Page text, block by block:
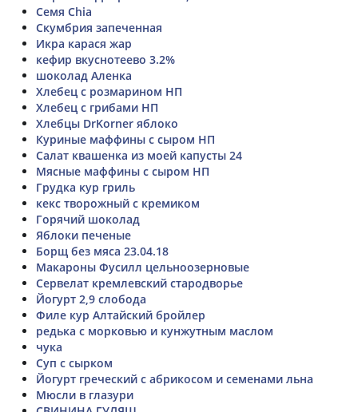
Семя Chia
Скумбрия запеченная
Икра карася жар
кефир вкуснотеево 3.2%
шоколад Аленка
Хлебец с розмарином НП
Хлебец с грибами НП
Хлебцы DrKorner яблоко
Куриные маффины с сыром НП
Салат квашенка из моей капусты 24
Мясные маффины с сыром НП
Грудка кур гриль
кекс творожный с кремиком
Горячий шоколад
Яблоки печеные
Борщ без мяса 23.04.18
Макароны Фусилл цельноозерновые
Сервелат кремлевский стародворье
Йогурт 2,9 слобода
Филе кур Алтайский бройлер
редька с морковью и кунжутным маслом
чука
Суп с сырком
Йогурт греческий с абрикосом и семенами льна
Мюсли в глазури